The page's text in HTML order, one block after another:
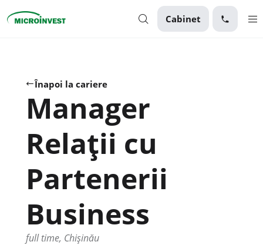
Cabinet
Business
Despre Microinvest
Înapoi la cariere
Manager
Relații cu
Partenerii
Business
full time, Chișinău